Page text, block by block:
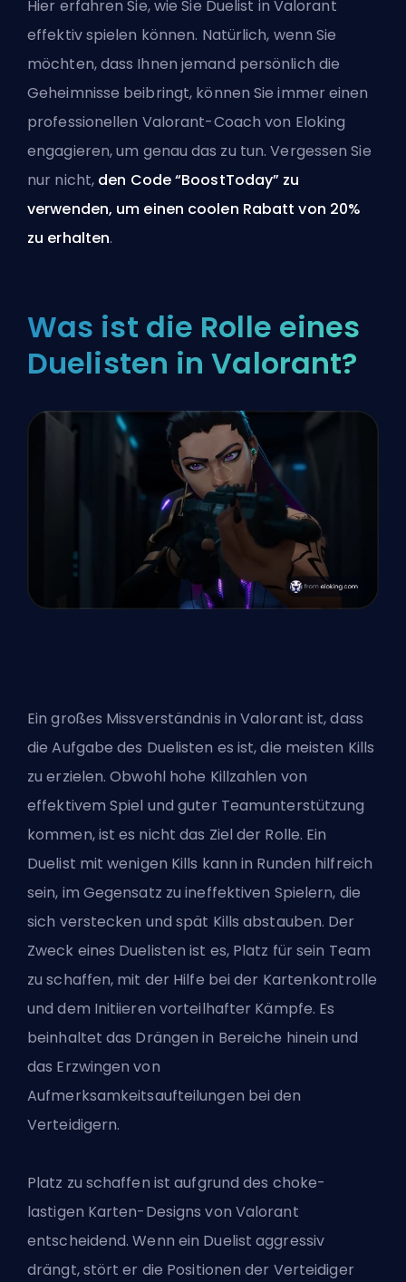
Hier erfahren Sie, wie Sie Duelist in Valorant
effektiv spielen können. Natürlich, wenn Sie
möchten, dass Ihnen jemand persönlich die
Geheimnisse beibringt, können Sie immereinen
professionellen Valorant-Coach von Eloking
engagieren, um genau das zu tun. Vergessen Sie
nur nicht, den Code “BoostToday” zu
verwenden, um einen coolen Rabatt von 20%
zu erhalten.
Was ist die Rolle eines
Duelisten in Valorant?
Ein großes Missverständnis in Valorant ist, dass
dieAufgabe des Duelisten es ist, die meisten Kills
zu erzielen. Obwohl hohe Killzahlen von
effektivem Spiel und guter Teamunterstützung
kommen, ist es nicht das Ziel der Rolle. Ein
Duelist mit wenigen Kills kann in Runden hilfreich
sein, im Gegensatz zu ineffektiven Spielern, die
sich verstecken und spät Kills abstauben. Der
Zweck eines Duelisten ist es, Platz für sein Team
zu schaffen, mit der Hilfe bei der Kartenkontrolle
und dem Initiieren vorteilhafter Kämpfe. Es
beinhaltet das Drängen in Bereiche hinein und
das Erzwingen von
Aufmerksamkeitsaufteilungen bei den
Verteidigern.
Platz zu schaffen ist aufgrund des choke-
lastigen Karten-Designs von Valorant
entscheidend. Wenn ein Duelist aggressiv
drängt, stört er die Positionen der Verteidiger